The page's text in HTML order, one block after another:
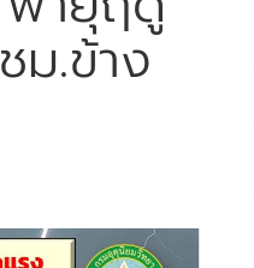
ม.ข้าง